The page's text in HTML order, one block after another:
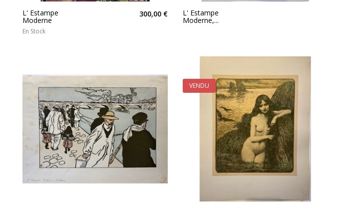
L' Estampe
Moderne
300,00 €
En Stock
L' Estampe
Moderne,...
VENDU